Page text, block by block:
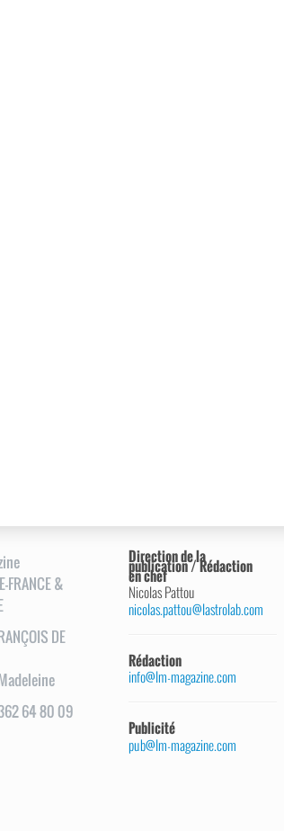
FRANCE &
DE
64 80 09
Direction de la
publication / Rédaction
en chef
Nicolas Pattou
nicolas.pattou@lastrolab.com
Rédaction
info@lm-magazine.com
Publicité
pub@lm-magazine.com